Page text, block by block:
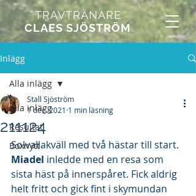
TRAVTRÄNARE
CLAES SJÖSTRÖM
Inlägg
Alla inlägg
Resultat
Boxnytt
Alla inlägg
211124
Stall Sjöström
1 dec. 2021 1 min läsning
Solvallakväll med två hästar till start.
Miadel inledde med en resa som
sista häst på innerspåret. Fick aldrig
helt fritt och gick fint i skymundan